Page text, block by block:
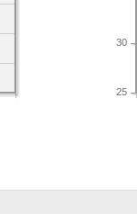
25
30